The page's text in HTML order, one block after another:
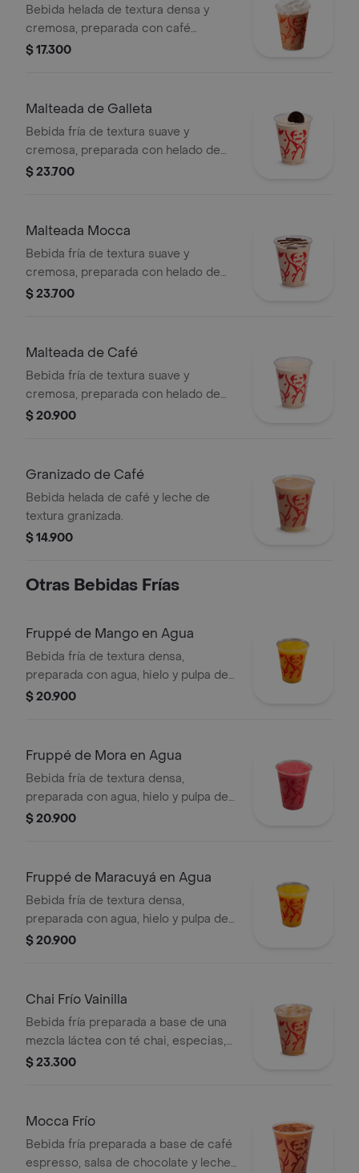
Bebida helada de textura densa y
cremosa, preparada con café
espresso, mezcla láctea, hielo y
$ 17.300
Malteada de Galleta
Bebida fría de textura suave y
cremosa, preparada con helado de
café, leche y galleta oreo.
$ 23.700
Malteada Mocca
Bebida fría de textura suave y
cremosa, preparada con helado de
café, leche y chocolate.
$ 23.700
Malteada de Café
Bebida fría de textura suave y
cremosa, preparada con helado de
café y leche.
$ 20.900
Granizado de Café
Bebida helada de café y leche de
textura granizada.
$ 14.900
Otras Bebidas Frías
Fruppé de Mango en Agua
Bebida fría de textura densa,
preparada con agua, hielo y pulpa de
mango. Contiene azúcar añadida.
$ 20.900
Fruppé de Mora en Agua
Bebida fría de textura densa,
preparada con agua, hielo y pulpa de
mora. Contiene azúcar añadida.
$ 20.900
Fruppé de Maracuyá en Agua
Bebida fría de textura densa,
preparada con agua, hielo y pulpa de
maracuýa. Contiene azúcar añadida.
$ 20.900
Chai Frío Vainilla
Bebida fría preparada a base de una
mezcla láctea con té chai, especias,
leche, miel, vainilla y almendras,
$ 23.300
Mocca Frío
Bebida fría preparada a base de café
espresso, salsa de chocolate y leche,